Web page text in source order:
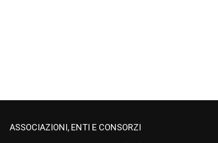
ASSOCIAZIONI, ENTI E CONSORZI